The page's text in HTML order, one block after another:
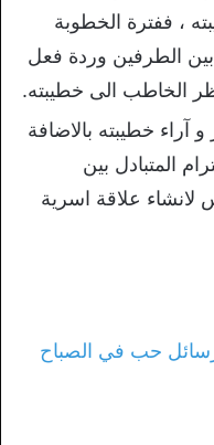
، ففترة الخطوبة
بين الطرفين وردة فعل
الخاطب الى خطيبته.
خطيبته بالاضافة
المتبادل بين
علاقة اسرية
10 رسائل حب في الصباح